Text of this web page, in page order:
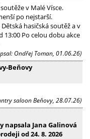
v Malé Vísce.
po nejstarší.
hasičská soutěž a v
13:00 Po celou dobu akce
Ondřej Toman, 01.06.26)
Beňovy
saloon Beňovy, 28.07.26)
napsala Jana Galinová
od 24. 8. 2026